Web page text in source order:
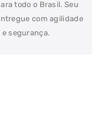
todo o Brasil. Seu
com agilidade
e segurança.